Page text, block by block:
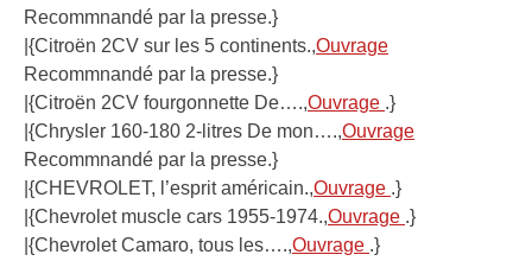
Recommnandé par la presse.}
|{Citroën 2CV sur les 5 continents.,Ouvrage
Recommnandé par la presse.}
|{Citroën 2CV fourgonnette De….,Ouvrage .}
|{Chrysler 160-180 2-litres De mon….,Ouvrage
Recommnandé par la presse.}
|{CHEVROLET, l’esprit américain.,Ouvrage .}
|{Chevrolet muscle cars 1955-1974.,Ouvrage .}
|{Chevrolet Camaro, tous les….,Ouvrage .}